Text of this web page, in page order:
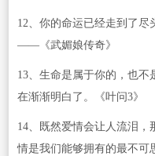
12、你的命运已经走到了尽
——《武媚娘传奇》
13、生命是属于你的，也
在渐渐明白了。《叶问3》
14、既然爱情会让人流泪
情是我们能够拥有的最不可